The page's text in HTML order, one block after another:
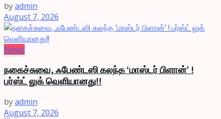
byadmin
August 7, 2026
News
நகைச்சுவை, ஃபேண்டஸி கலந்த ‘மாஸ்டர் பிளான்’ !
பர்ஸ்ட் லுக் வெளியானது!!
byadmin
August 7, 2026